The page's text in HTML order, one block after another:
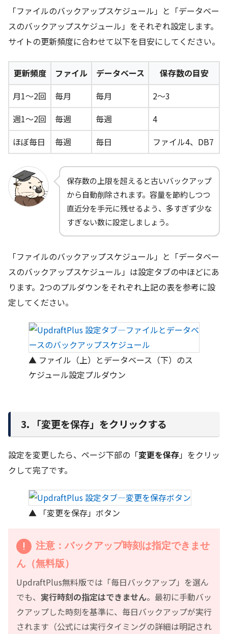
「ファイルのバックアップスケジュール」と「データベー
スのバックアップスケジュール」をそれぞれ設定します。
サイトの更新頻度に合わせて以下を目安にしてください。
更新頻度 ファイル データベース
保存数の目安
月1〜2回
毎月 毎月
2〜3
週1〜2回
毎週 毎週
4
ほぼ毎日
毎週 毎日 ファイル4、DB7
保存数の上限を超えると古いバックアップ
から自動削除されます。容量を節約しつつ
直近分を手元に残せるよう、多すぎず少な
すぎない数に設定しましょう。
「ファイルのバックアップスケジュール」と「データベー
スのバックアップスケジュール」は設定タブの中ほどにあ
ります。2つのプルダウンをそれぞれ上記の表を参考に設
定してください。
▲ ファイル（上）とデータベース（下）のス
ケジュール設定プルダウン
3. 「変更を保存」をクリックする
設定を変更したら、ページ下部の「変更を保存」をクリッ
クして完了です。
▲ 「変更を保存」ボタン
注意：バックアップ時刻は指定できませ
ん（無料版）
UpdraftPlus無料版では「毎日バックアップ」を選ん
でも、 実行時刻の指定はできません。最初に手動バッ
クアップした時刻を基準に、毎日バックアップが実行
されます（公式には実行タイミングの詳細は明記され